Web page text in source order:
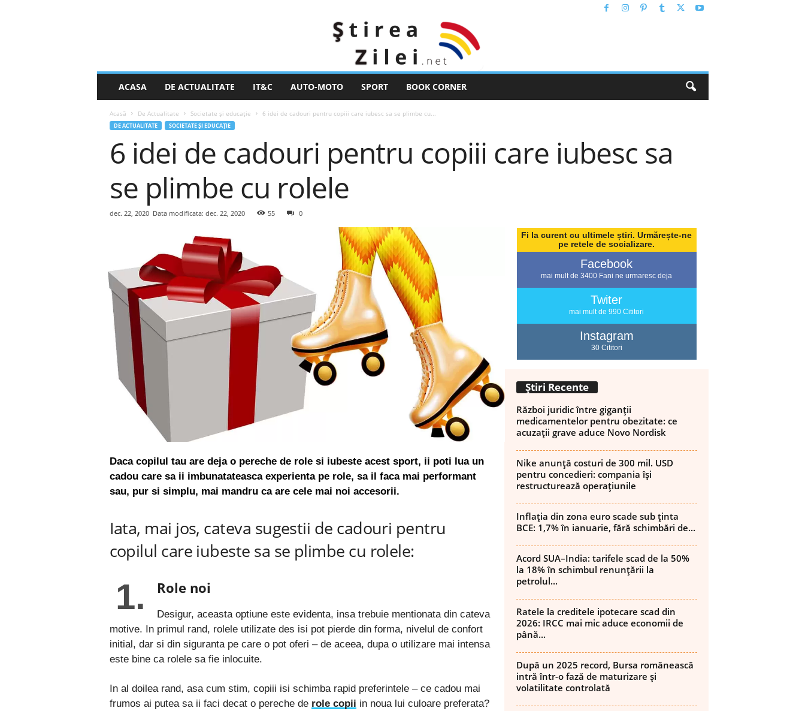
i
ACASA DE ACTUALITATE IT&C AUTO-MOTO SPORT BOOK CORNER
Acasă De Actualitate Societate și educație 6 idei de cadouri pentru copiii care iubesc sa se plimbe cu...
DE ACTUALITATE SOCIETATE ȘI EDUCAȚIE
6 idei de cadouri pentru copiii care iubesc sa
se plimbe cu rolele
dec. 22, 2020 Data modificata: dec. 22, 2020 55 0
Daca copilul tau are deja o pereche de role si iubeste acest sport, ii poti lua un
cadou care sa ii imbunatateasca experienta pe role, sa il faca mai performant
sau, pur si simplu, mai mandru ca are cele mai noi accesorii.
Iata, mai jos, cateva sugestii de cadouri pentru
copilul care iubeste sa se plimbe cu rolele:
1. Role noi
Desigur, aceasta optiune este evidenta, insa trebuie mentionata din cateva
motive. In primul rand, rolele utilizate des isi pot pierde din forma, nivelul de confort
initial, dar si din siguranta pe care o pot oferi – de aceea, dupa o utilizare mai intensa
este bine ca rolele sa fie inlocuite.
In al doilea rand, asa cum stim, copiii isi schimba rapid preferintele – ce cadou mai
frumos ai putea sa ii faci decat o pereche de role copii in noua lui culoare preferata?
Fi la curent cu ultimele știri. Urmărește-ne
pe retele de socializare.
Facebook
mai mult de 3400 Fani ne urmaresc deja
Twiter
mai mult de 990 Cititori
Instagram
30 Cititori
Știri Recente
Război juridic între giganții
medicamentelor pentru obezitate: ce
acuzații grave aduce Novo Nordisk
Nike anunță costuri de 300 mil. USD
pentru concedieri: compania își
restructurează operațiunile
Inflația din zona euro scade sub ținta
BCE: 1,7% în ianuarie, fără schimbări de...
Acord SUA–India: tarifele scad de la 50%
la 18% în schimbul renunțării la
petrolul...
Ratele la creditele ipotecare scad din
2026: IRCC mai mic aduce economii de
până...
După un 2025 record, Bursa românească
intră într-o fază de maturizare și
volatilitate controlată